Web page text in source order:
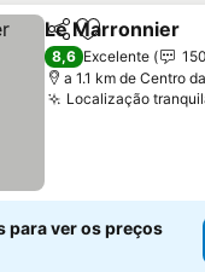
PartilharAdicionar
Le Marronnier
8,6 Excelente
a 1.1 km de Centro
Localização
para ver os preços